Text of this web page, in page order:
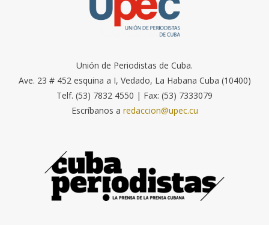
Unión de Periodistas de Cuba.
Ave. 23 # 452 esquina a I, Vedado, La Habana Cuba (10400)
Telf. (53) 7832 4550 | Fax: (53) 7333079
Escríbanos a redaccion@upec.cu